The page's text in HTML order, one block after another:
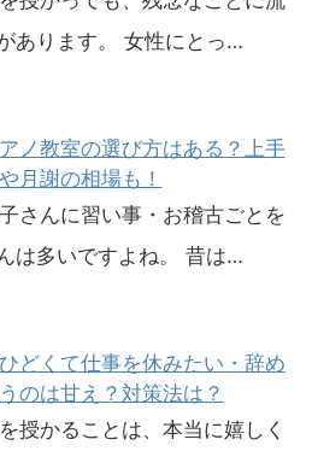
あります。 女性にとっ…
ノ教室の選び方はある？上手
月謝の相場も！
さんに習い事・お稽古ごとを
は多いですよね。 昔は…
どくて仕事を休みたい・辞め
のは甘え？対策法は？
授かることは、本当に嬉しく